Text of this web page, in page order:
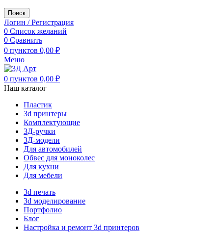
Поиск
Логин / Регистрация
0 Список желаний
0 Сравнить
0 пунктов 0,00 ₽
Меню
0 пунктов 0,00 ₽
Наш каталог
Пластик
3d принтеры
Комплектующие
3Д-ручки
3Д-модели
Для автомобилей
Обвес для моноколес
Для кухни
Для мебели
3d печать
3d моделирование
Портфолио
Блог
Настройка и ремонт 3d принтеров